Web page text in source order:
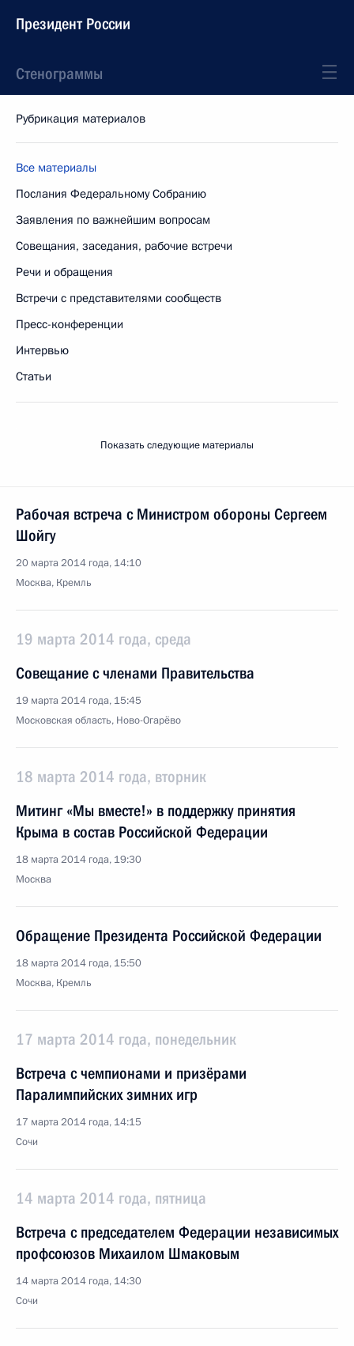
Президент России
Стенограммы
Рубрикация материалов
Все материалы
Послания Федеральному Собранию
Заявления по важнейшим вопросам
Совещания, заседания, рабочие встречи
Речи и обращения
Встречи с представителями сообществ
Пресс-конференции
Интервью
Статьи
Показать следующие материалы
Рабочая встреча с Министром обороны Сергеем
Шойгу
20 марта 2014 года, 14:10
Москва, Кремль
19 марта 2014 года, среда
Совещание с членами Правительства
19 марта 2014 года, 15:45
Московская область, Ново-Огарёво
18 марта 2014 года, вторник
Митинг «Мы вместе!» в поддержку принятия
Крыма в состав Российской Федерации
18 марта 2014 года, 19:30
Москва
Обращение Президента Российской Федерации
18 марта 2014 года, 15:50
Москва, Кремль
17 марта 2014 года, понедельник
Встреча с чемпионами и призёрами
Паралимпийских зимних игр
17 марта 2014 года, 14:15
Сочи
14 марта 2014 года, пятница
Встреча с председателем Федерации независимых
профсоюзов Михаилом Шмаковым
14 марта 2014 года, 14:30
Сочи